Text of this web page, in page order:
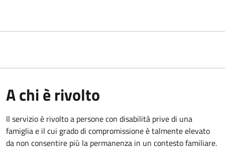
A chi è rivolto
Il servizio è rivolto a persone con disabilità prive di una
famiglia e il cui grado di compromissione è talmente elevato
da non consentire più la permanenza in un contesto familiare.